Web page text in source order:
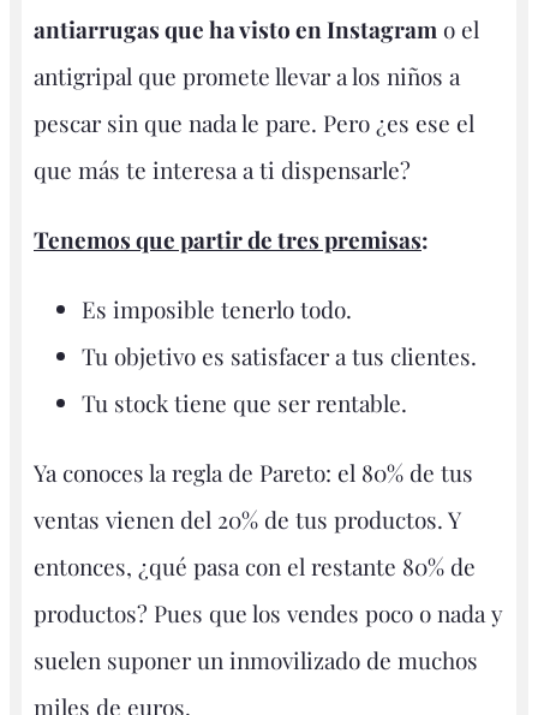
antiarrugas que ha visto en Instagram o el
antigripal que promete llevar a los niños a
pescar sin que nada le pare. Pero ¿es ese el
que más te interesa a ti dispensarle?
Tenemos que partir de tres premisas:
Es imposible tenerlo todo.
Tu objetivo es satisfacer a tus clientes.
Tu stock tiene que ser rentable.
Ya conoces la regla de Pareto: el 80% de tus
ventas vienen del 20% de tus productos. Y
entonces, ¿qué pasa con el restante 80% de
productos? Pues que los vendes poco o nada y
suelen suponer un inmovilizado de muchos
miles de euros.